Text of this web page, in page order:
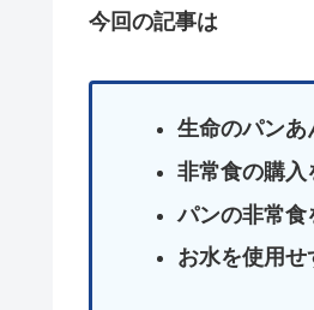
今回の記事は
生命のパンあ
非常食の購入
パンの非常食
お水を使用